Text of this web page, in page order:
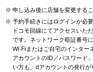
申し込み後に店舗を変更する
予約手続きにはログインが必要
ドコモ回線にてアクセスいた
です。ネットワーク暗証番号
Wi-Fiまたはご自宅のインター
アカウントのID／パスワード
い方も、dアカウントの発行が